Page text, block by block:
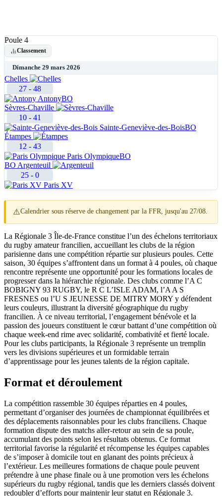
Poule 4
Classement
Dimanche 29 mars 2026
Chelles
27 - 48
AntonyBO
Sèvres-Chaville
10 - 41
Sainte-Geneviève-des-BoisBO
Étampes
12 - 43
Paris OlympiqueBO
BO Argenteuil
25 - 0
Paris XV
⚠️Calendrier sous réserve de changement par la FFR, jusqu'au 27/08.
La Régionale 3 Île-de-France constitue l’un des échelons territoriaux
du rugby amateur francilien, accueillant les clubs de la région
parisienne dans une compétition répartie sur plusieurs poules. Cette
saison, 30 équipes s’affrontent dans un format à 4 poules, où chaque
rencontre représente une opportunité pour les formations locales de
progresser dans la hiérarchie régionale. Des clubs comme l’A C
BOBIGNY 93 RUGBY, le R C L’ISLE ADAM, l’A A S
FRESNES ou l’U S JEUNESSE DE MITRY MORY y défendent
leurs couleurs, illustrant la diversité géographique du rugby
francilien. À ce niveau territorial, l’engagement bénévole et la
passion des joueurs constituent le cœur battant d’une compétition où
chaque week-end rime avec solidarité, combativité et fierté locale.
Pour les clubs participants, la Régionale 3 représente un tremplin
vers les divisions supérieures et un formidable terrain
d’apprentissage pour les jeunes talents de la région capitale.
Format et déroulement
La compétition rassemble 30 équipes réparties en 4 poules,
permettant d’organiser des journées de championnat équilibrées et
des déplacements raisonnables pour les clubs franciliens. Chaque
formation dispute des matchs aller-retour au sein de sa poule,
accumulant des points selon les résultats obtenus. Ce format
territorial favorise la régularité et récompense les équipes capables
de s’imposer à domicile tout en glanant des points précieux à
l’extérieur. Les meilleures formations de chaque poule peuvent
prétendre à une phase finale ou à une promotion vers les échelons
supérieurs du rugby régional, tandis que les derniers classés doivent
redoubler d’efforts pour maintenir leur statut en Régionale 3.